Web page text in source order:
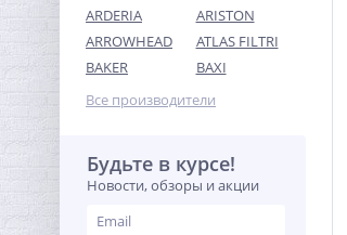
Ниппель редукция 2"1/2 x
2" (НР) латунь UNI-FITT
1 955,52
ARDERIA
ARISTON
ARROWHEAD
ATLAS FILTRI
BAKER
BAXI
Все производители
Будьте в курсе!
Новости, обзоры и акции